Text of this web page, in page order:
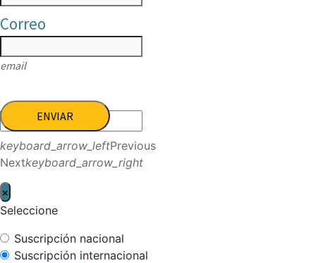
Correo
email
ENVIAR
keyboard_arrow_leftPrevious
Nextkeyboard_arrow_right
×
Seleccione
Suscripción nacional
Suscripción internacional